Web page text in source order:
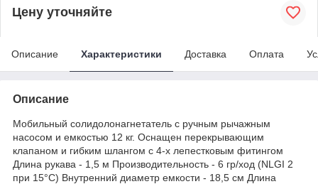
Цену уточняйте
Описание Характеристики Доставка Оплата
Описание
Мобильный солидолонагнетатель с ручным рычажным
насосом и емкостью 12 кг. Оснащен перекрывающим
клапаном и гибким шлангом с 4-х лепестковым фитингом
Длина рукава - 1,5 м Производительность - 6 гр/ход (NLGI 2
при 15°C) Внутренний диаметр емкости - 18,5 см Длина